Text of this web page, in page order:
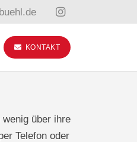
KONTAKT
über ihre
Telefon oder